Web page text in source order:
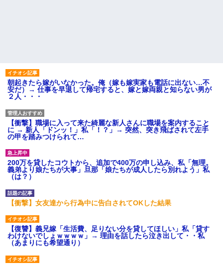
朝起きたら嫁がいなかった。俺（嫁も嫁実家も電話に出ない…不
安だ）→ 仕事を早退して帰宅すると、嫁と嫁両親と知らない男が
２人・・・
【衝撃】職場に入って来た綺麗な新人さんに職場を案内すること
に → 新人「ドンッ！」私「！？」→ 突然、突き飛ばされて左手
の甲を踏みつけられて…
200万を貸したコウトから、追加で400万の申し込み、私「無理。
義弟より娘たちが大事」旦那「娘たちが成人したら別れよう」私
（は？）
【衝撃】女友達から行為中に告白されてOKした結果
【復讐】義兄嫁「生活費、足りない分を貸してほしい」私「貸す
わけないでしょｗｗｗｗ」→ 理由を話したら泣き出して・・私
（あまりにも希望通り）